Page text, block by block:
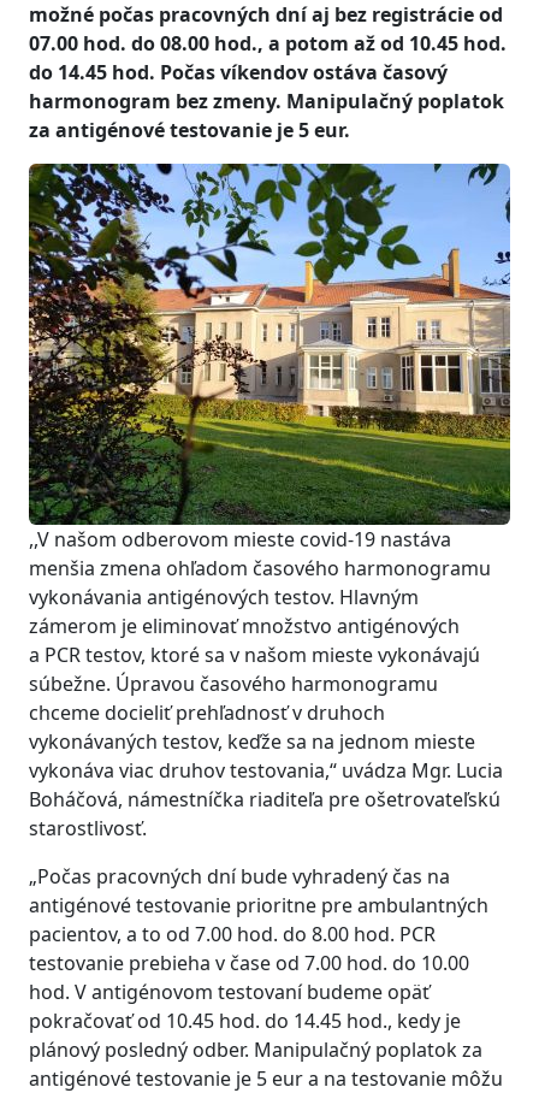
možné počas pracovných dní aj bez registrácie od
07.00 hod. do 08.00 hod., a potom až od 10.45 hod.
do 14.45 hod. Počas víkendov ostáva časový
harmonogram bez zmeny. Manipulačný poplatok
za antigénové testovanie je 5 eur.
,,V našom odberovom mieste covid-19 nastáva
menšia zmena ohľadom časového harmonogramu
vykonávania antigénových testov. Hlavným
zámerom je eliminovať množstvo antigénových
a PCR testov, ktoré sa v našom mieste vykonávajú
súbežne. Úpravou časového harmonogramu
chceme docieliť prehľadnosť v druhoch
vykonávaných testov, keďže sa na jednom mieste
vykonáva viac druhov testovania,“ uvádza Mgr. Lucia
Boháčová, námestníčka riaditeľa pre ošetrovateľskú
starostlivosť.
„Počas pracovných dní bude vyhradený čas na
antigénové testovanie prioritne pre ambulantných
pacientov, a to od 7.00 hod. do 8.00 hod. PCR
testovanie prebieha v čase od 7.00 hod. do 10.00
hod. V antigénovom testovaní budeme opäť
pokračovať od 10.45 hod. do 14.45 hod., kedy je
plánový posledný odber. Manipulačný poplatok za
antigénové testovanie je 5 eur a na testovanie môžu